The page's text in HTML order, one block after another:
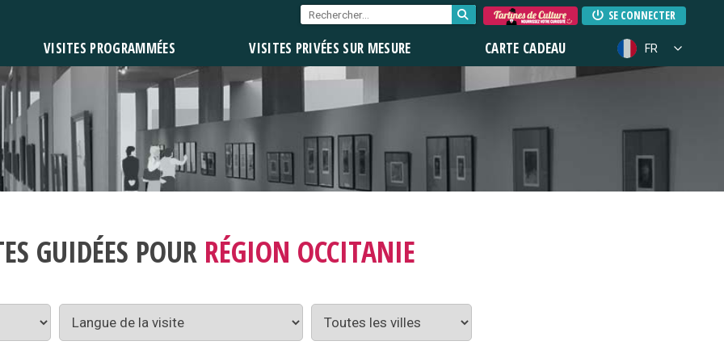
SE CONNECTER
VISITES PROGRAMMÉES VISITES PRIVÉES SUR MESURE CARTE CADEAU FR
GUIDÉES POUR RÉGION OCCITANIE